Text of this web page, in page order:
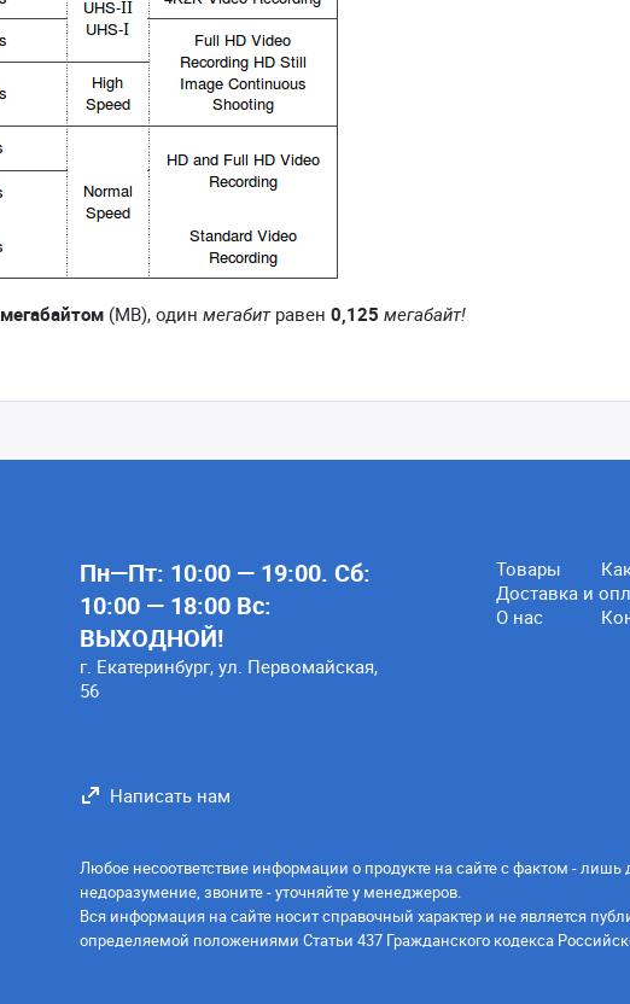
мегабайтом (MB), один мегабитравен 0,125 мегабайт!
Пн—Пт: 10:00 — 19:00. Сб:
10:00 — 18:00 Вс:
ВЫХОДНОЙ!
г. Екатеринбург, ул. Первомайская,
56
Товары
Доставка и
О нас
Написать нам
Любое несоответствие информации о продукте на сайте с фактом - лишь
недоразумение, звоните - уточняйте у менеджеров.
Вся информация на сайте носит справочный характер и не является
определяемой положениями Статьи 437 Гражданского кодекса